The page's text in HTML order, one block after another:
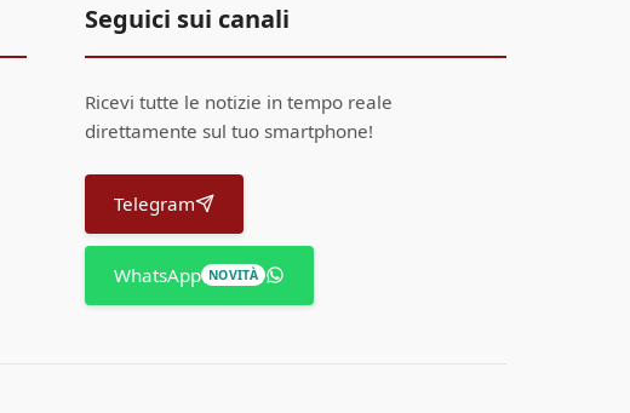
Seguici sui canali
Ricevi tutte le notizie in tempo reale
direttamente sul tuo smartphone!
Telegram
WhatsApp NOVITÀ